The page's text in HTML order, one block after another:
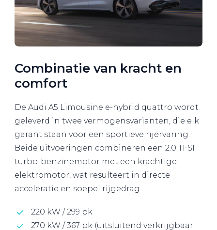
Combinatie van kracht en
comfort
De Audi A5 Limousine e-hybrid quattro wordt
geleverd in twee vermogensvarianten, die elk
garant staan voor een sportieve rijervaring.
Beide uitvoeringen combineren een 2.0 TFSI
turbo-benzinemotor met een krachtige
elektromotor, wat resulteert in directe
acceleratie en soepel rijgedrag.
220 kW / 299 pk
270 kW / 367 pk (uitsluitend verkrijgbaar